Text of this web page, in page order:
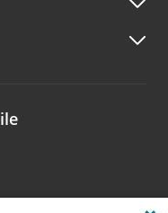
opinią o wizycie.